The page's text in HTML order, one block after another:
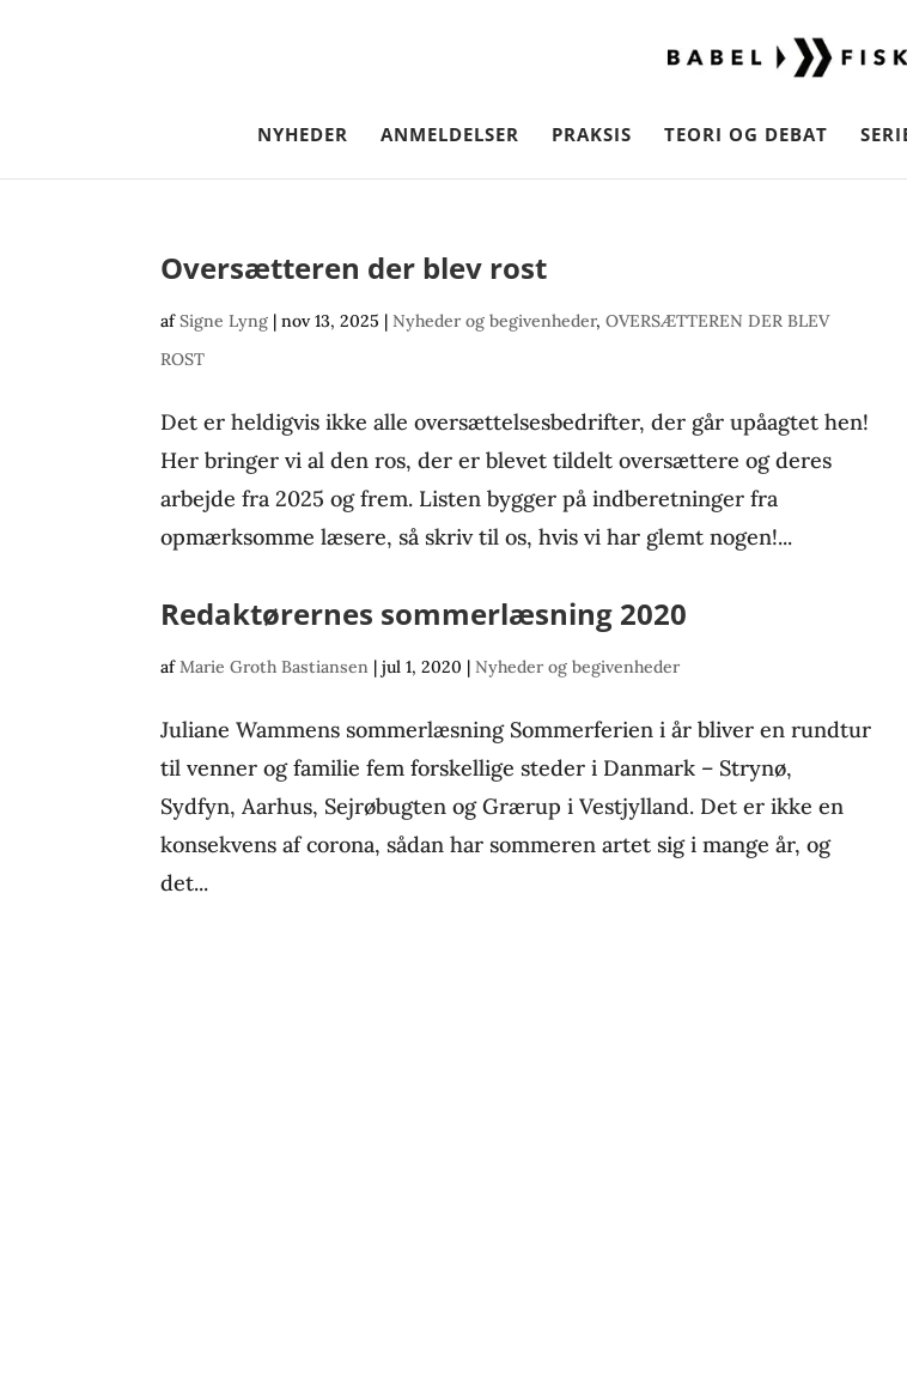
NYHEDER ANMELDELSER PRAKSIS TEORI OG DEBAT
Oversætteren der blev rost
afSigne Lyng |nov 13, 2025 |Nyheder og begivenheder,OVERSÆTTEREN DER BLEV
ROST
Det er heldigvis ikke alle oversættelsesbedrifter, der går upåagtet hen!
Her bringer vi al den ros, der er blevet tildelt oversættere og deres
arbejde fra 2025 og frem. Listen bygger på indberetninger fra
opmærksomme læsere, så skriv til os, hvis vi har glemt nogen!...
Redaktørernes sommerlæsning 2020
afMarie Groth Bastiansen |jul 1, 2020 |Nyheder og begivenheder
Juliane Wammens sommerlæsning Sommerferien i år bliver en rundtur
til venner og familie fem forskellige steder i Danmark – Strynø,
Sydfyn, Aarhus, Sejrøbugten og Grærup i Vestjylland. Det er ikke en
konsekvens af corona, sådan har sommeren artet sig i mange år, og
det...